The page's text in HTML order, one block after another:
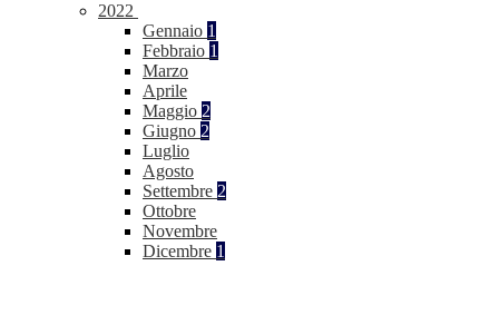
2022
Gennaio 1
Febbraio 1
Marzo
Aprile
Maggio 2
Giugno 2
Luglio
Agosto
Settembre 2
Ottobre
Novembre
Dicembre 1